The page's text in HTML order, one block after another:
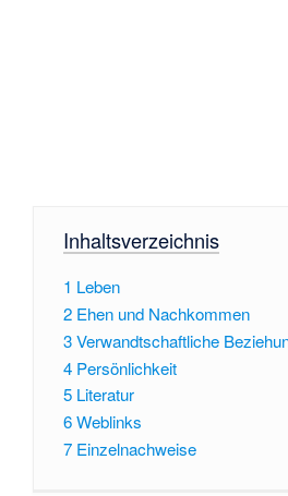
Inhaltsverzeichnis
1 Leben
2 Ehen und Nachkommen
3Verwandtschaftliche
4 Persönlichkeit
5 Literatur
6Weblinks
7 Einzelnachweise